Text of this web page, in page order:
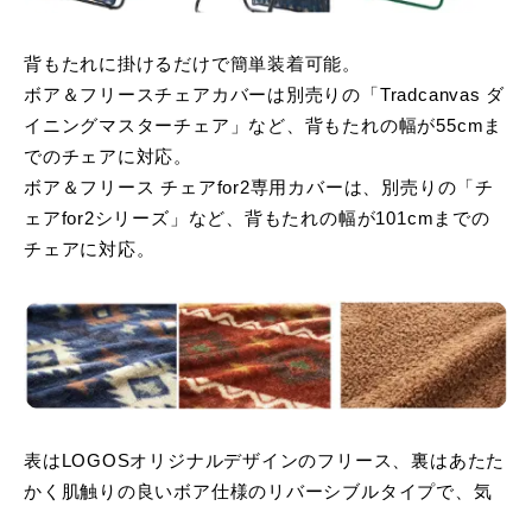
背もたれに掛けるだけで簡単装着可能。
ボア＆フリースチェアカバーは別売りの「Tradcanvas ダ
イニングマスターチェア」など、背もたれの幅が55cmま
でのチェアに対応。
ボア＆フリース チェアfor2専用カバーは、別売りの「チ
ェアfor2シリーズ」など、背もたれの幅が101cmまでの
チェアに対応。
表はLOGOSオリジナルデザインのフリース、裏はあたた
かく肌触りの良いボア仕様のリバーシブルタイプで、気